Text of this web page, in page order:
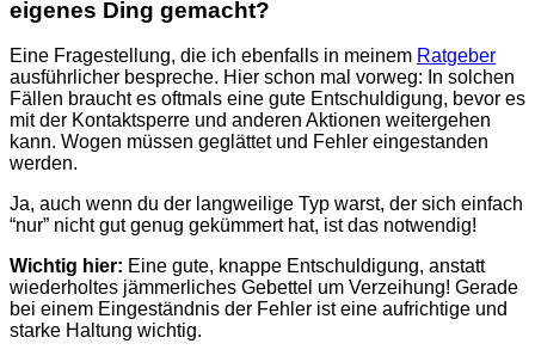
eigenes Ding gemacht?
Eine Fragestellung, die ich ebenfalls in meinem Ratgeber
ausführlicher bespreche. Hier schon mal vorweg: In solchen
Fällen braucht es oftmals eine gute Entschuldigung, bevor es
mit der Kontaktsperre und anderen Aktionen weitergehen
kann. Wogen müssen geglättet und Fehler eingestanden
werden.
Ja, auch wenn du der langweilige Typ warst, der sich einfach
“nur” nicht gut genug gekümmert hat, ist das notwendig!
Wichtig hier: Eine gute, knappe Entschuldigung, anstatt
wiederholtes jämmerliches Gebettel um Verzeihung! Gerade
bei einem Eingeständnis der Fehler ist eine aufrichtige und
starke Haltung wichtig.